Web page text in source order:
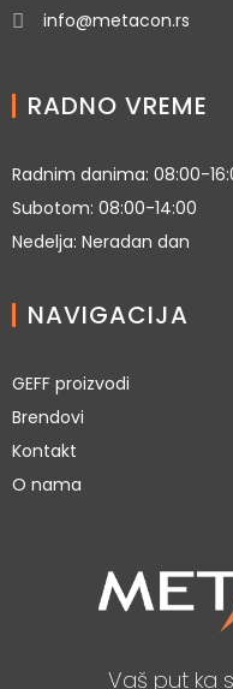
info@metacon.rs
RADNO VREME
Radnim danima: 08:00-
Subotom: 08:00-14:00
Nedelja: Neradan dan
NAVIGACIJA
GEFF proizvodi
Brendovi
Kontakt
O nama
Vaš put ka